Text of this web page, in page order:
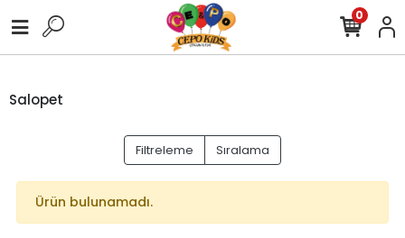
0
Salopet
Filtreleme Sıralama
Ürün bulunamadı.